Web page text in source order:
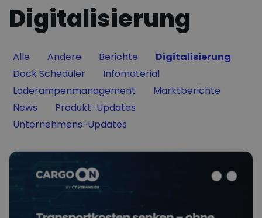
Digitalisierung
Filter by
Alle Filter by
Andere Filter by
Berichte Filter by
Digitalisierung
Filter by
Dock Scheduler Filter by
Infomaterial
Filter by
Laderampenmanagement Filter by
Marktberichte
Filter by
News Filter by
Produkt-Updates
Filter by
Unternehmens-Updates